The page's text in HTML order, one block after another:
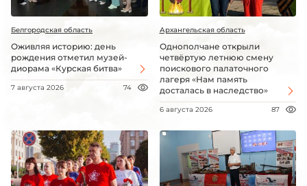
Белгородская область
Оживляя историю: день
рождения отметил музей-
диорама «Курская битва»
7 августа 2026 74
Архангельская область
Однополчане открыли
четвёртую летнюю смену
поискового палаточного
лагеря «Нам память
досталась в наследство»
6 августа 2026 87